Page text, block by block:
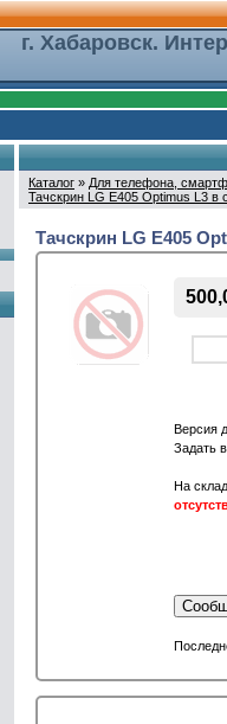
г. Хабаровск.
Каталог » Для телефона,
Тачскрин LG E405 Optimus L3 в
Тачскрин LG E405
Версия
Задать
На